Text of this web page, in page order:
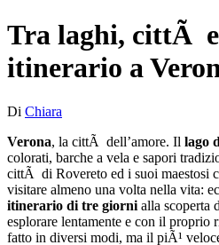
Tra laghi, cittÃ
itinerario a
Di Chiara
Verona, la cittÃ dell’amore. Il lago
colorati, barche a vela e sapori
cittÃ di Rovereto ed i suoi maestosi
visitare almeno una volta nella vita:
itinerario di tre giorni alla scoperta
esplorare lentamente e con il proprio
fatto in diversi modi, ma il piÃ¹